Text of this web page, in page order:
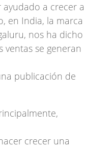
ayudado a crecer a
en India, la marca
, nos ha dicho
ventas se generan
publicación de
crecer una